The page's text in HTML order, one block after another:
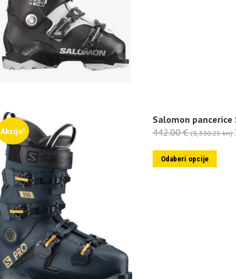
Akcija!
Salomon pancerice
442.00€ (3,330.25 kn)
Odaberi opcije